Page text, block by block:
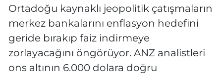
Ortadoğu kaynaklı jeopolitik çatışmaların
merkez bankalarını enflasyon hedefini
geride bırakıp faiz indirmeye
zorlayacağını öngörüyor. ANZ analistleri
ons altının 6.000 dolara doğru